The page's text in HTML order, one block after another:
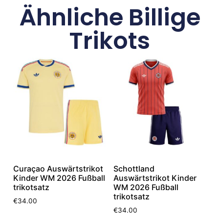
Ähnliche Billige
Trikots
Curaçao Auswärtstrikot
Kinder WM 2026 Fußball
trikotsatz
€34.00
Schottland
Auswärtstrikot Kinder
WM 2026 Fußball
trikotsatz
€34.00